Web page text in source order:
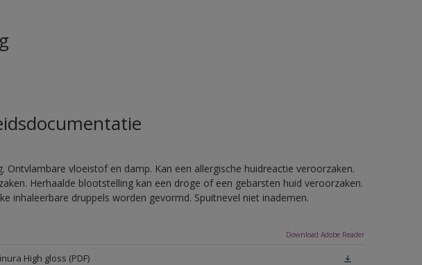
Ontvlambare vloeistof en damp. Kan een allergische huidreactie veroorzaken.
Herhaalde blootstelling kan een droge of een gebarsten huid veroorzaken.
inhaleerbare druppels worden gevormd. Spuitnevel niet inademen.
Download Adobe Reader
High gloss (PDF)